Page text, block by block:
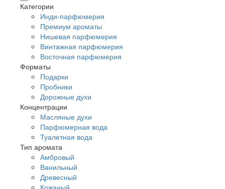
Категории
Инди-парфюмерия
Премиум ароматы
Нишевая парфюмерия
Винтажная парфюмерия
Восточная парфюмерия
Форматы
Подарки
Пробники
Дорожные духи
Концентрации
Масляные духи
Парфюмерная вода
Туалетная вода
Тип аромата
Амбровый
Ванильный
Древесный
Кожаный